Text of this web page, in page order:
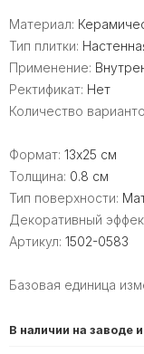
Материал:
Тип плитки:
Применение:
Ректификат: Нет
Количество
Формат: 13x25 см
Толщина: 0.8 см
Тип поверхности:
Декоративный
Артикул: 1502-0583
Базовая единица
В наличии на заводе